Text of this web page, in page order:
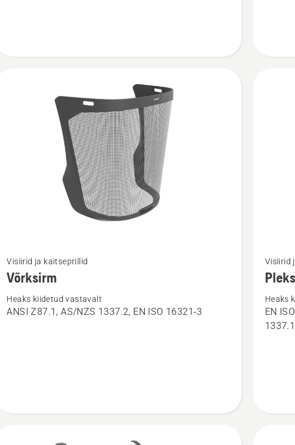
rohkem
üksikasju
toote
Visiirid ja kaitseprillid
Võrksirm
Heaks kiidetud vastavalt
ANSI Z87.1, AS/NZS 1337.2, EN ISO 16321-3
rohkem
toote
Visiirid
Heaks
EN
1337.1